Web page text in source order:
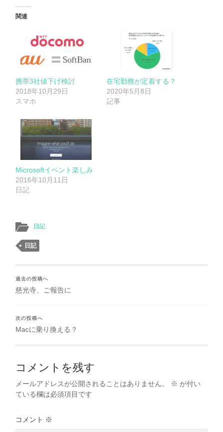
関連
携帯3社値下げ検討
2018年10月29日
スマホ
在宅勤務が定着する？
2020年5月8日
記事
Microsoftイベント楽しみ
2016年10月11日
日記
日記
日記
過去の投稿へ
慈光寺、ご報告に
次の投稿へ
Macに乗り換える？
コメントを残す
メールアドレスが公開されることはありません。 ※ が付い
ている欄は必須項目です
コメント ※